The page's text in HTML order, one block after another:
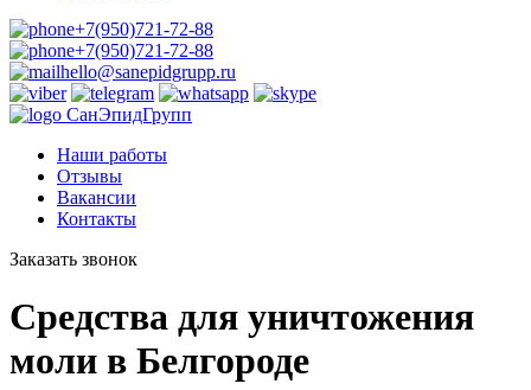
+7(950)721-72-88
+7(950)721-72-88‬
hello@sanepidgrupp.ru
СанЭпидГрупп
Наши работы
Отзывы
Вакансии
Контакты
Заказать звонок
Средства для уничтожения
моли в Белгороде